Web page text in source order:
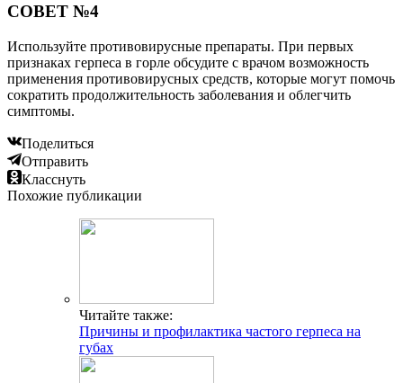
СОВЕТ №4
Используйте противовирусные препараты. При первых
признаках герпеса в горле обсудите с врачом возможность
применения противовирусных средств, которые могут помочь
сократить продолжительность заболевания и облегчить
симптомы.
Поделиться
Отправить
Класснуть
Похожие публикации
Читайте также:
Причины и профилактика частого герпеса на
губах